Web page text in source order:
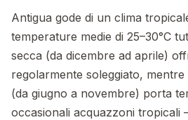
Antigua gode di un clima
temperature medie di 25–30°C
secca (da dicembre ad aprile)
regolarmente soleggiato,
(da giugno a novembre) porta
occasionali acquazzoni tropicali